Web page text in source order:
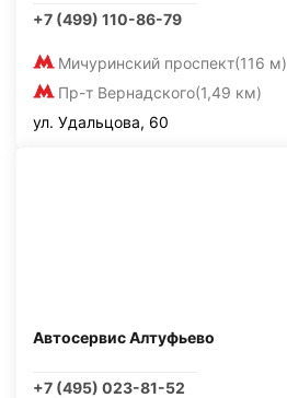
+7 (499) 110-86-79
Мичуринский проспект(116 м)
Пр-т Вернадского(1,49 км)
ул. Удальцова, 60
Автосервис Алтуфьево
+7 (495) 023-81-52